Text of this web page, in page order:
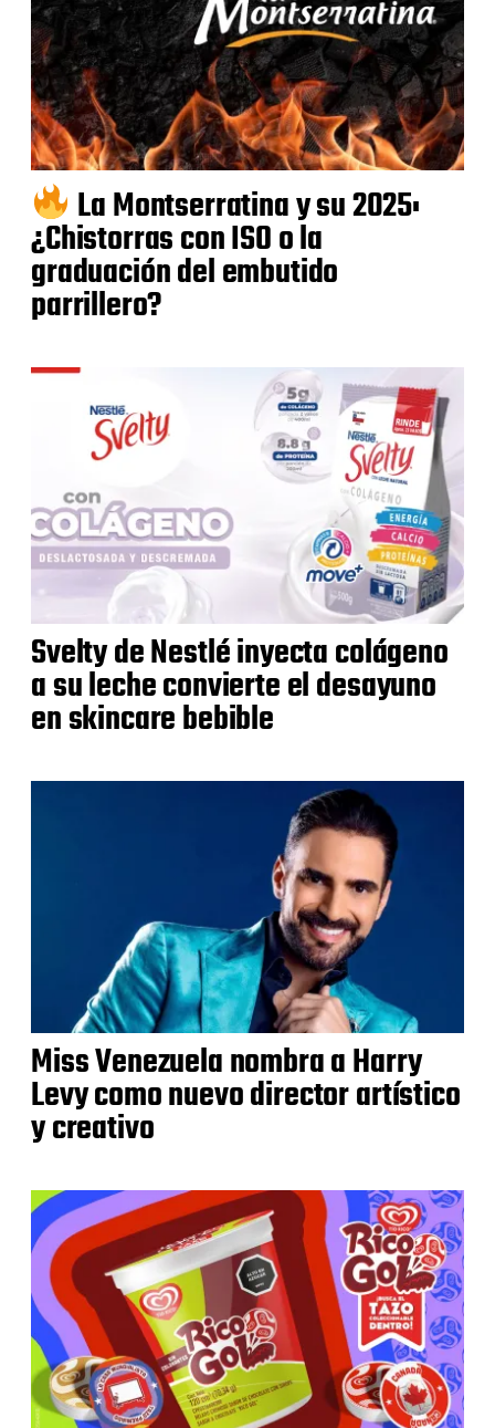
La Montserratina y su 2025:
¿Chistorras con ISO o la
graduación del embutido
parrillero?
Svelty de Nestlé inyecta colágeno
a su leche convierte el desayuno
en skincare bebible
Miss Venezuela nombra a Harry
Levy como nuevo director artístico
y creativo